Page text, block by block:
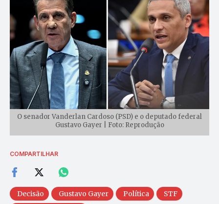
O senador Vanderlan Cardoso (PSD) e o deputado federal
Gustavo Gayer | Foto: Reprodução
COMPARTILHAR
Decisão Gustavo Gayer Política
STF